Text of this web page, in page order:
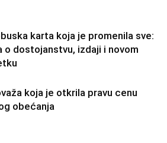
karta koja je promenila sve:
o dostojanstvu, izdaji i novom
koja je otkrila pravu cenu
obećanja